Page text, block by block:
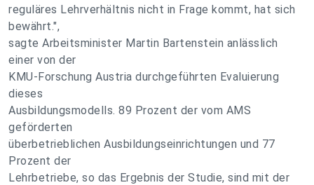
reguläres Lehrverhältnis nicht in Frage kommt, hat sich
bewährt.",
sagte Arbeitsminister Martin Bartenstein anlässlich
einer von der
KMU-Forschung Austria durchgeführten Evaluierung
dieses
Ausbildungsmodells. 89 Prozent der vom AMS
geförderten
überbetrieblichen Ausbildungseinrichtungen und 77
Prozent der
Lehrbetriebe, so das Ergebnis der Studie, sind mit der